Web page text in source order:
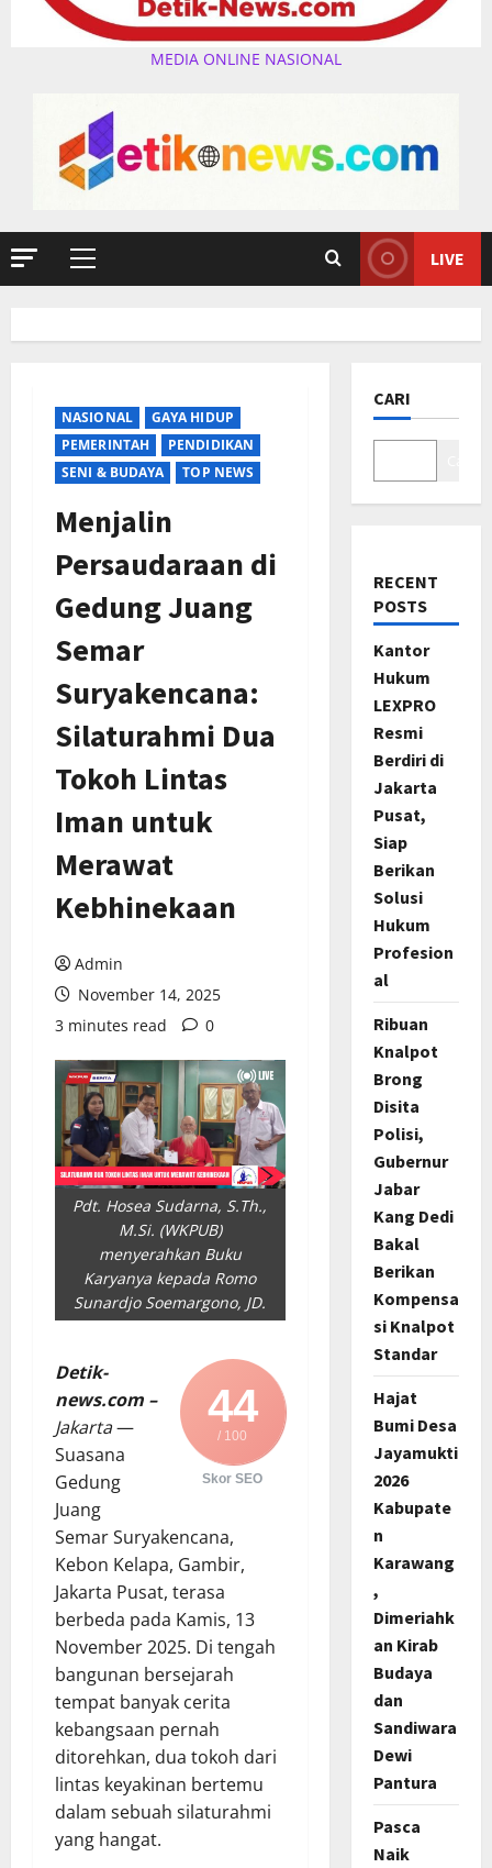
MEDIA ONLINE NASIONAL
Primary
LIVE
NASIONAL
GAYA HIDUP
PEMERINTAH
PENDIDIKAN
SENI & BUDAYA
TOP NEWS
Menjalin
Persaudaraan di
Gedung Juang
Semar
Suryakencana:
Silaturahmi Dua
Tokoh Lintas
Iman untuk
Merawat
Kebhinekaan
Admin
November 14, 2025
3 minutes read
0
Pdt. Hosea Sudarna, S.Th.,
M.Si. (WKPUB)
menyerahkan Buku
Karyanya kepada Romo
Sunardjo Soemargono, JD.
44
/ 100
Skor SEO
Detik-
news.com –
Jakarta—
Suasana
Gedung
Juang
Semar Suryakencana,
Kebon Kelapa, Gambir,
Jakarta Pusat, terasa
berbeda pada Kamis, 13
November 2025. Di tengah
bangunan bersejarah
tempat banyak cerita
kebangsaan pernah
ditorehkan, dua tokoh dari
lintas keyakinan bertemu
dalam sebuah silaturahmi
yang hangat.
CARI
RECENT
POSTS
Kantor
Hukum
LEXPRO
Resmi
Berdiri di
Jakarta
Pusat,
Siap
Berikan
Solusi
Hukum
Profesion
al
Ribuan
Knalpot
Brong
Disita
Polisi,
Gubernur
Jabar
Kang Dedi
Bakal
Berikan
Kompensa
si Knalpot
Standar
Hajat
Bumi Desa
Jayamukti
2026
Kabupate
n
Karawang
,
Dimeriahk
an Kirab
Budaya
dan
Sandiwara
Dewi
Pantura
Pasca
Naik